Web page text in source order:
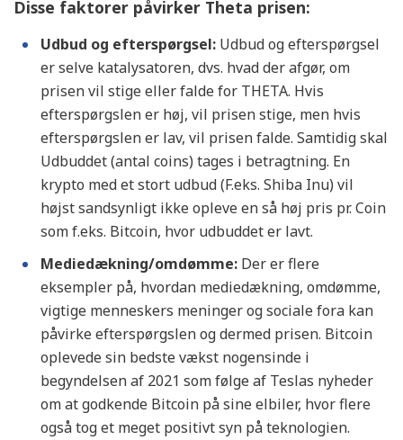
Disse faktorer påvirker Theta prisen:
Udbud og efterspørgsel: Udbud og efterspørgsel
er selve katalysatoren, dvs. hvad der afgør, om
prisen vil stige eller falde for THETA. Hvis
efterspørgslen er høj, vil prisen stige, men hvis
efterspørgslen er lav, vil prisen falde. Samtidig skal
Udbuddet (antal coins) tages i betragtning. En
krypto med et stort udbud (F.eks. Shiba Inu) vil
højst sandsynligt ikke opleve en så høj pris pr. Coin
som f.eks. Bitcoin, hvor udbuddet er lavt.
Mediedækning/omdømme: Der er flere
eksempler på, hvordan mediedækning, omdømme,
vigtige menneskers meninger og sociale fora kan
påvirke efterspørgslen og dermed prisen. Bitcoin
oplevede sin bedste vækst nogensinde i
begyndelsen af ​​2021 som følge af Teslas nyheder
om at godkende Bitcoin på sine elbiler, hvor flere
også tog et meget positivt syn på teknologien.